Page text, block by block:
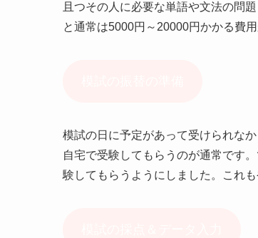
且つその人に必要な単語や文法の問
と通常は5000円～20000円かかる費
模試の日に予定があって受けられな
自宅で受験してもらうのが通常です
験してもらうようにしました。これも